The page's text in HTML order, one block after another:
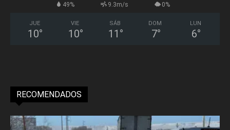
49% 9.3m/s 0%
JUE
10°
VIE
10°
SÁB
11 °
DOM
7°
LUN
6°
RECOMENDADOS